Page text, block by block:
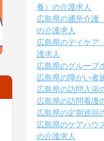
養）の介護求人
広島県の通所介護
の介護求人
広島県のデイケア
護求人
広島県のグループ
広島県の障がい者
広島県の訪問入浴
広島県の訪問看護
広島県の定期巡回
広島県のケアハウ
の介護求人